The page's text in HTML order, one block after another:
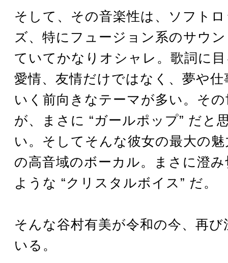
そして、その音楽性は、ソフト
ズ、特にフュージョン系のサウ
ていてかなりオシャレ。歌詞に
愛情、友情だけではなく、夢や
いく前向きなテーマが多い。そ
が、まさに “ガールポップ” だと
い。そしてそんな彼女の最大の
の高音域のボーカル。まさに澄
ような “クリスタルボイス” だ。
そんな谷村有美が令和の今、再
いる。